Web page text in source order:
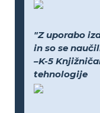
"Z uporabo
in so se
–K-5
tehnologije